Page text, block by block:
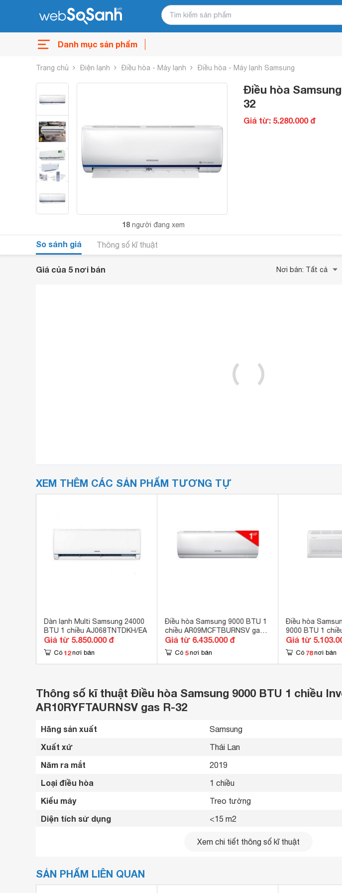
Danh mục sản phẩm
Trang chủ Điện lạnh Điều hòa - Máy lạnh Điều hòa - Máy lạnh Samsung
18 người đang xem
Điều hòa
32
Giá từ: 5.280.000 đ
So sánh giá Thông số kĩ thuật
Giá của 5 nơi bán Nơi bán: Tất cả
XEM THÊM CÁC SẢN PHẨM TƯƠNG TỰ
Dàn lạnh Multi Samsung 24000
BTU 1 chiều AJ068TNTDKH/EA
Giá từ 5.850.000 đ
Có 12 nơi bán
Điều hòa Samsung 9000 BTU 1
chiều AR09MCFTBURNSV gas
R-22
Giá từ 6.435.000 đ
Có 5 nơi bán
Điều hòa
9000 BTU 1
Giá từ
Có 78 nơi bán
Thông số kĩ thuật Điều hòa Samsung 9000 BTU 1 chiều
AR10RYFTAURNSV gas R-32
Hãng sản xuất Samsung
Xuất xứ Thái Lan
Năm ra mắt 2019
Loại điều hòa 1 chiều
Kiểu máy Treo tường
Diện tích sử dụng <15 m2
9000 Btu
Công nghệ Inverter
Xem chi tiết thông số kĩ thuật
SẢN PHẨM LIÊN QUAN